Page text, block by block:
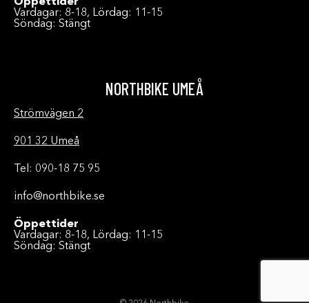
Vardagar: 8-18, Lördag: 11-15
Söndag: Stängt
NORTHBIKE UMEÅ
Strömvägen 2
901 32 Umeå
Tel: 090-18 75 95
info@northbike.se
Öppettider
Vardagar: 8-18, Lördag: 11-15
Söndag: Stängt